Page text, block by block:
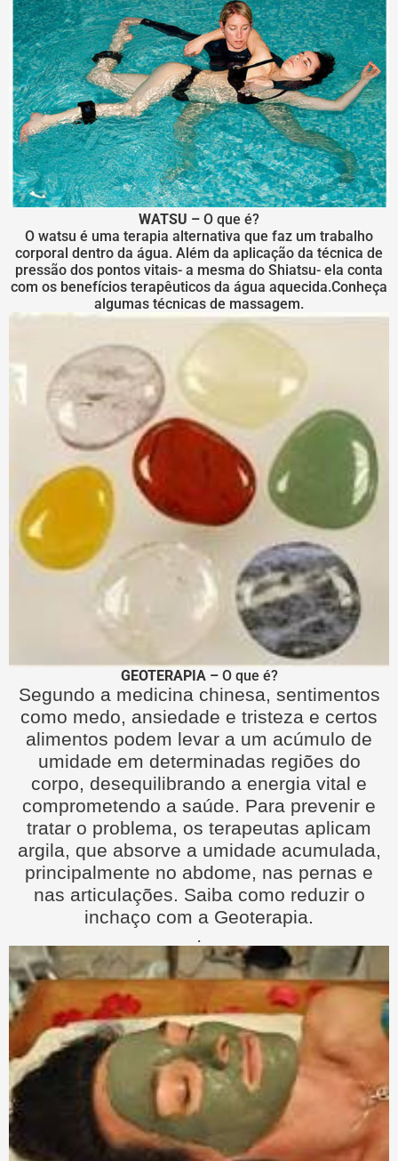
WATSU – O que é?
O watsu é uma terapia alternativa que faz um trabalho
corporal dentro da água. Além da aplicação da técnica de
pressão dos pontos vitais- a mesma do Shiatsu- ela conta
com os benefícios terapêuticos da água aquecida.Conheça
algumas técnicas de massagem.
GEOTERAPIA – O que é?
Segundo a medicina chinesa, sentimentos
como medo, ansiedade e tristeza e certos
alimentos podem levar a um acúmulo de
umidade em determinadas regiões do
corpo, desequilibrando a energia vital e
comprometendo a saúde. Para prevenir e
tratar o problema, os terapeutas aplicam
argila, que absorve a umidade acumulada,
principalmente no abdome, nas pernas e
nas articulações. Saiba como reduzir o
inchaço com a Geoterapia.
.